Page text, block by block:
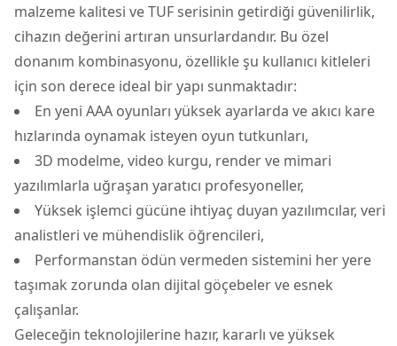
malzeme kalitesi ve TUF serisinin getirdiği güvenilirlik,
cihazın değerini artıran unsurlardandır. Bu özel
donanım kombinasyonu, özellikle şu kullanıcı kitleleri
için son derece ideal bir yapı sunmaktadır:
En yeni AAA oyunları yüksek ayarlarda ve akıcı kare
hızlarında oynamak isteyen oyun tutkunları,
3D modelme, video kurgu, render ve mimari
yazılımlarla uğraşan yaratıcı profesyoneller,
Yüksek işlemci gücüne ihtiyaç duyan yazılımcılar, veri
analistleri ve mühendislik öğrencileri,
Performanstan ödün vermeden sistemini her yere
taşımak zorunda olan dijital göçebeler ve esnek
çalışanlar.
Geleceğin teknolojilerine hazır, kararlı ve yüksek